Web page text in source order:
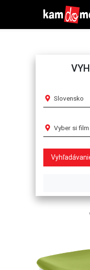
Slovensko
Vyber si film
Previous